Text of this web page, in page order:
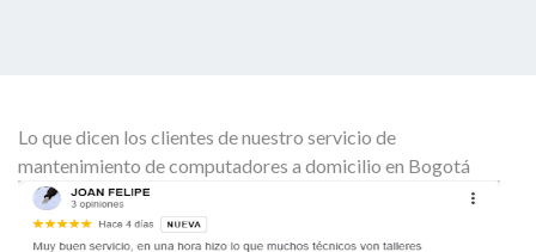
Lo que dicen los clientes de nuestro servicio de
mantenimiento de computadores a domicilio en Bogotá